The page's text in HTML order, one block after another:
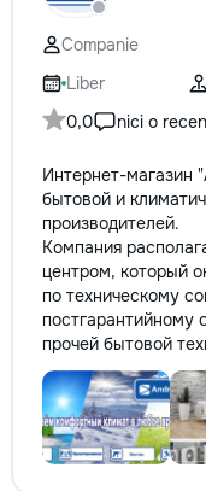
Companie
Liber
0,0
nici o
Интернет-магазин
бытовой и
производителей.
Компания
центром, который
по техническому
постгарантийному
прочей бытовой